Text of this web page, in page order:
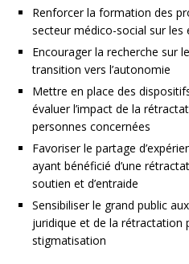
Renforcer la formation des
secteur médico-social sur
Encourager la recherche sur
transition vers l’autonomie
Mettre en place des
évaluer l’impact de la
personnes concernées
Favoriser le partage
ayant bénéficié d’une
soutien et d’entraide
Sensibiliser le grand public
juridique et de la rétractation
stigmatisation